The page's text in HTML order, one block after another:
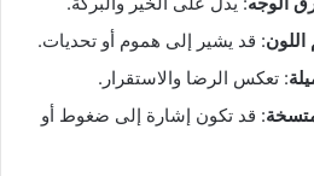
اللون: قد يشير إلى هموم أو تحديات.
: تعكس الرضا والاستقرار.
: قد تكون إشارة إلى ضغوط أو